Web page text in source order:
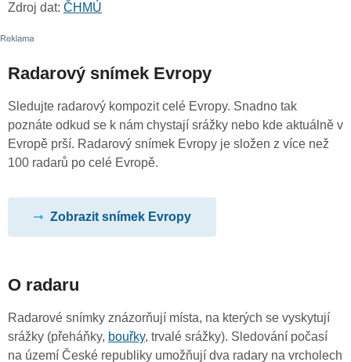
Zdroj dat: ČHMÚ
Radarový snímek Evropy
Sledujte radarový kompozit celé Evropy. Snadno tak
poznáte odkud se k nám chystají srážky nebo kde aktuálně v
Evropě prší. Radarový snímek Evropy je složen z více než
100 radarů po celé Evropě.
Zobrazit snímek Evropy
O radaru
Radarové snímky znázorňují místa, na kterých se vyskytují
srážky (přeháňky, bouřky, trvalé srážky). Sledování počasí
na území České republiky umožňují dva radary na vrcholech